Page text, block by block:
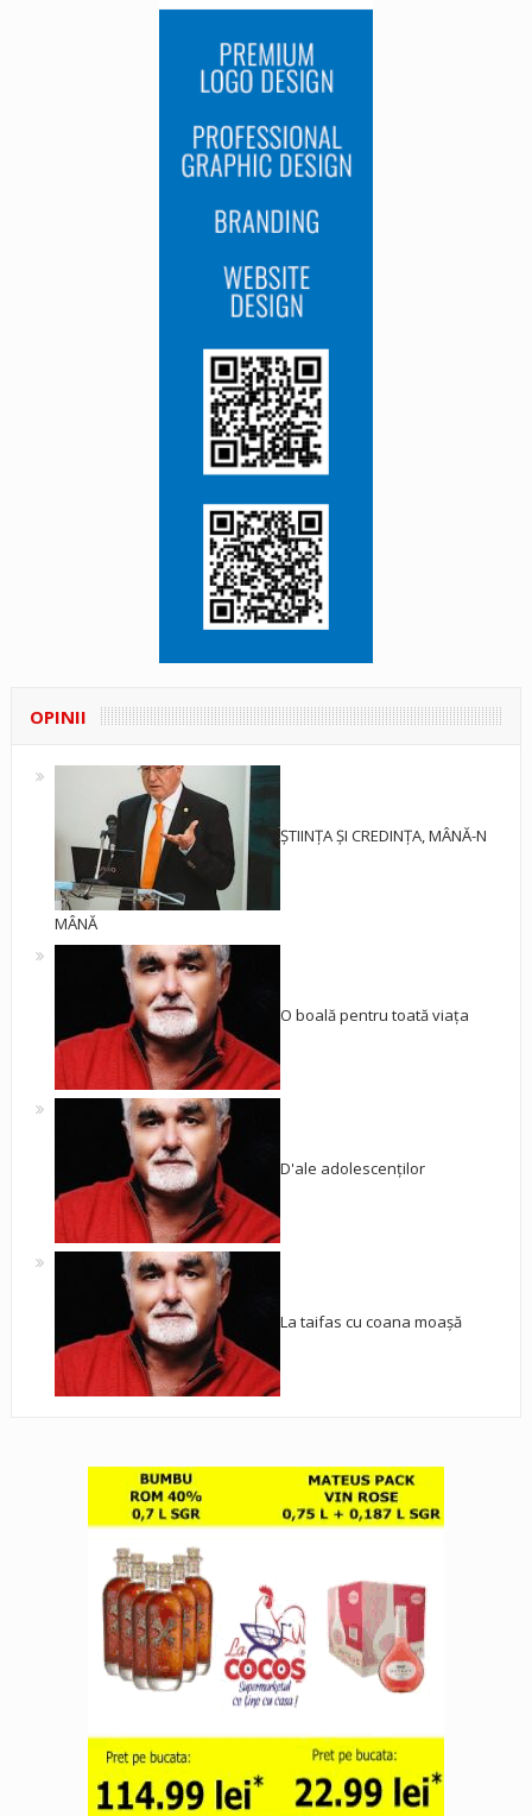
OPINII
ȘTIINȚA ȘI CREDINȚA, MÂNĂ-N
MÂNĂ
O boală pentru toată viața
D'ale adolescenților
La taifas cu coana moașă